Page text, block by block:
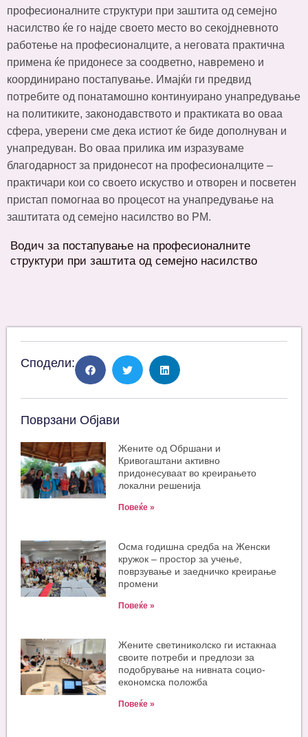
професионалните структури при заштита од семејно
насилство ќе го најде своето место во секојдневното
работење на професионалците, а неговата практична
примена ќе придонесе за соодветно, навремено и
координирано постапување. Имајќи ги предвид
потребите од понатамошно континуирано унапредување
на политиките, законодавството и практиката во оваа
сфера, уверени сме дека истиот ќе биде дополнуван и
унапредуван. Во оваа прилика им изразуваме
благодарност за придонесот на професионалците –
практичари кои со своето искуство и отворен и посветен
пристап помогнаа во процесот на унапредување на
заштитата од семејно насилство во РМ.
Водич за постапување на професионалните
структури при заштита од семејно насилство
Сподели:
Поврзани Објави
Жените од Обршани и
Кривогаштани активно
придонесуваат во креирањето
локални решенија
Повеќе »
Oсма годишна средба на Женски
кружок – простор за учење,
поврзување и заедничко креирање
промени
Повеќе »
Жените светиниколско ги истакнаа
своите потреби и предлози за
подобрување на нивната социо-
економска положба
Повеќе »